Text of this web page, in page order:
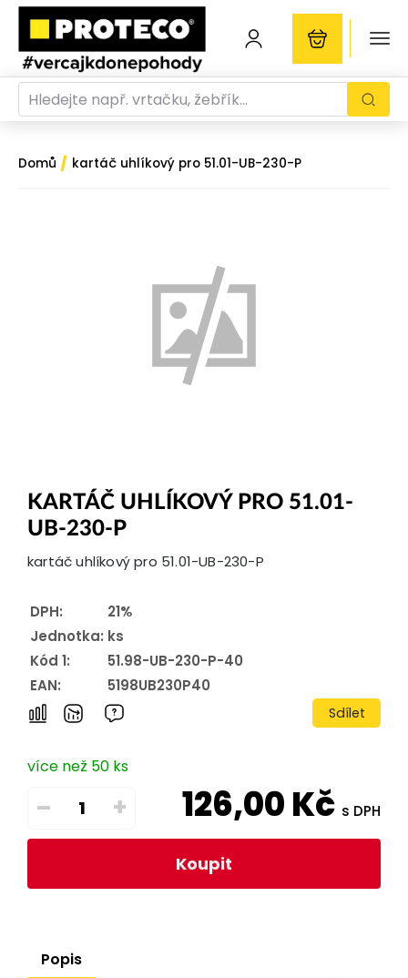
Domů / kartáč uhlíkový pro 51.01-UB-230-P
KARTÁČ UHLÍKOVÝ PRO 51.01-
UB-230-P
kartáč uhlíkový pro 51.01-UB-230-P
DPH:
21%
Jednotka: ks
Kód 1:
51.98-UB-230-P-40
EAN:
5198UB230P40
Sdílet
více než 50 ks
– + 126,00Kč s DPH
Koupit
Popis